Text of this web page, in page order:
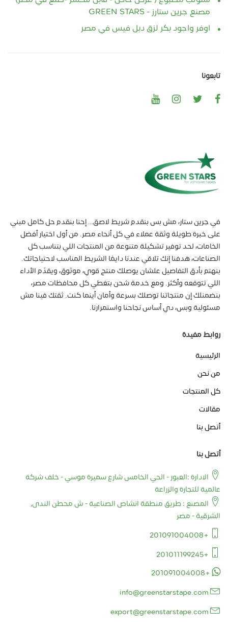
مصنع جرين ستارز - GREEN STARS
اوفر واجود بكر لزق دبل فيس في مصر
تابعونا
في جرين ستار، مش بس بنقدم شريط لاصق… إحنا بنقدم حل كامل مبني
على خبرة طويلة وثقة عملاء في كل أنحاء مصر. من أول اختيار أفضل
الخامات، لحد توفير تشكيلة متنوعة من المنتجات اللي بتناسب كل
الصناعات، هدفنا إنك تلاقي عندنا دايمًا الشريط المناسب لاحتياجاتك.
بنهتم بأدق التفاصيل علشان يوصلك منتج قوي، موثوق، ويقدّم الأداء
اللي تتوقعه وأكثر. ومع خدمة شحن بتغطي كل محافظات مصر،
بنضمنلك إن منتجاتنا توصلك بسرعة وأمان أينما كنت. ثقتك فينا مش
مسئولية وبس، دي أساس نجاحنا واستمرارنا.
روابط مفيدة
الرئيسية
من نحن
كل المنتجات
مقالات
أتصل بنا
أتصل بنا
الادارة :العبور - الحي الخامس شارع سميرة موسي - خلف شركة
عالمية للتجارة والزراعة
المصنع : طريق منطقة انشاص الصناعية - ش محطن الندى,
الشرقية - مصر
+201091004008
+201011199245
+201091004008
info@greenstarstape.com
export@greenstarstape.com